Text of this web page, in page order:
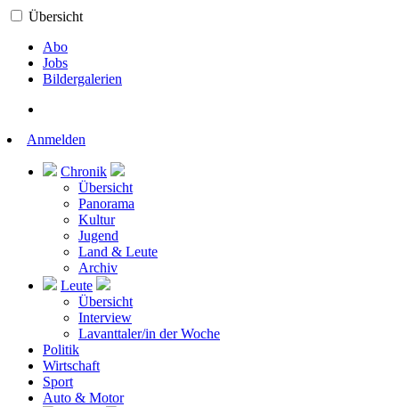
Übersicht
Abo
Jobs
Bildergalerien
Anmelden
Chronik
Übersicht
Panorama
Kultur
Jugend
Land & Leute
Archiv
Leute
Übersicht
Interview
Lavanttaler/in der Woche
Politik
Wirtschaft
Sport
Auto & Motor